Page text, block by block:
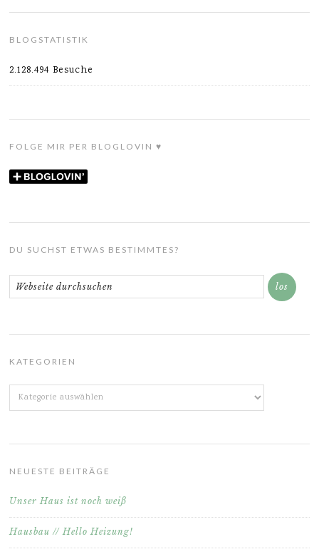
BLOGSTATISTIK
2.128.494 Besuche
FOLGE MIR PER BLOGLOVIN ♥
DU SUCHST ETWAS BESTIMMTES?
KATEGORIEN
Kategorien
NEUESTE BEITRÄGE
Unser Haus ist noch weiß
Hausbau // Hello Heizung!